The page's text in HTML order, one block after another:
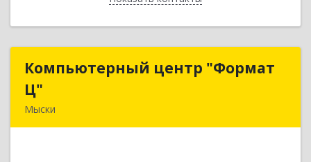
Компьютерный центр "Формат
Ц"
Мыски
Компьютерный центр "Формат